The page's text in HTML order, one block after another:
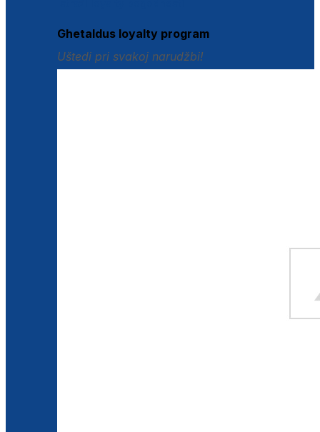
Ghetaldus loyalty program
Uštedi pri svakoj narudžbi!